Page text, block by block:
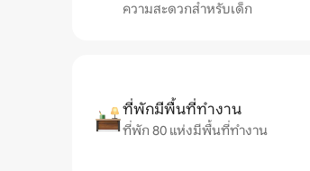
ความสะดวกสำหรับเด็ก
ที่พักมีพื้นที่ทำงาน
ที่พัก 80 แห่งมีพื้นที่ทำงาน